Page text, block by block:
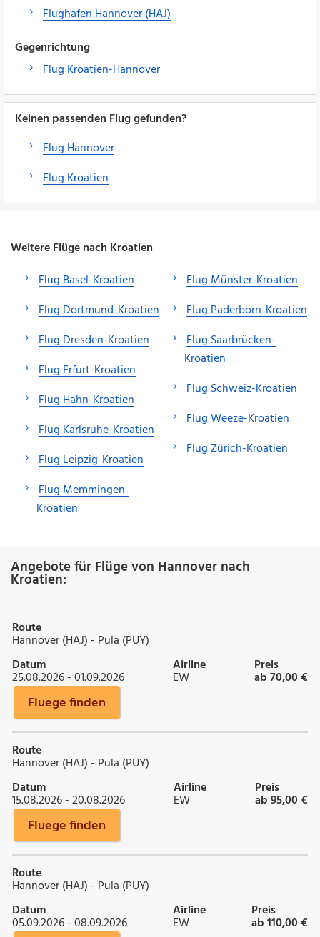
Flughafen Hannover (HAJ)
Gegenrichtung
Flug Kroatien-Hannover
Keinen passenden Flug gefunden?
Flug Hannover
Flug Kroatien
Weitere Flüge nach Kroatien
Flug Basel-Kroatien
Flug Dortmund-Kroatien
Flug Dresden-Kroatien
Flug Erfurt-Kroatien
Flug Hahn-Kroatien
Flug Karlsruhe-Kroatien
Flug Leipzig-Kroatien
Flug Memmingen-
Kroatien
Flug Münster-Kroatien
Flug Paderborn-Kroatien
Flug Saarbrücken-
Kroatien
Flug Schweiz-Kroatien
Flug Weeze-Kroatien
Flug Zürich-Kroatien
Angebote für Flüge von Hannover nach
Kroatien:
Route
Hannover (HAJ) - Pula (PUY)
Datum
25.08.2026 - 01.09.2026
Airline
EW
Preis
ab 70,00 €
Fluege finden
Route
Hannover (HAJ) - Pula (PUY)
Datum
15.08.2026 - 20.08.2026
Airline
EW
Preis
ab 95,00 €
Fluege finden
Route
Hannover (HAJ) - Pula (PUY)
Datum
05.09.2026 - 08.09.2026
Airline
EW
Preis
ab 110,00 €